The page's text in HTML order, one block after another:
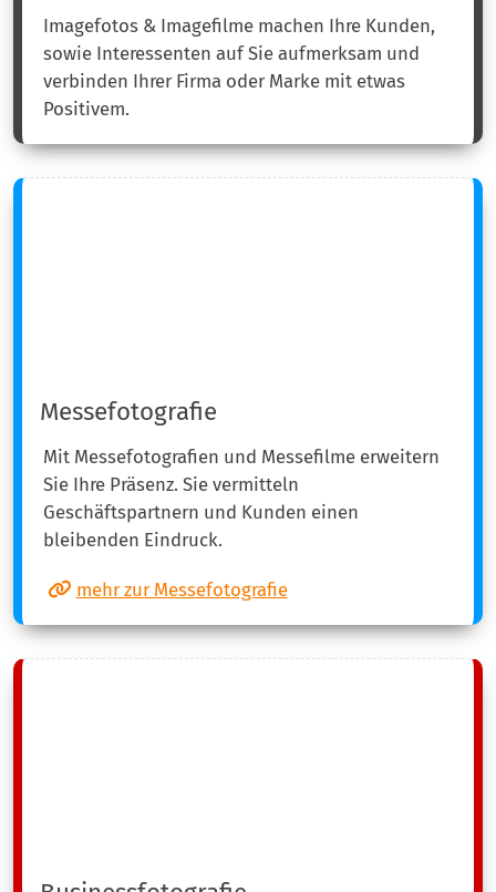
Imagefotos & Imagefilme machen Ihre Kunden,
sowie Interessenten auf Sie aufmerksam und
verbinden Ihrer Firma oder Marke mit etwas
Positivem.
Messefotografie
Mit Messefotografien und Messefilme erweitern
Sie Ihre Präsenz. Sie vermitteln
Geschäftspartnern und Kunden einen
bleibenden Eindruck.
mehr zur Messefotografie